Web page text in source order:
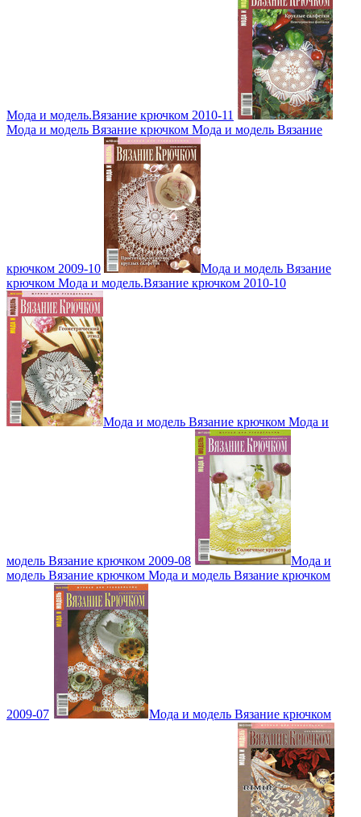
Мода и модель.Вязание крючком 2010-11
Мода и модель Вязание крючком Мода и модель Вязание
крючком 2009-10
Мода и модель Вязание
крючком Мода и модель.Вязание крючком 2010-10
Мода и модель Вязание крючком Мода и
модель Вязание крючком 2009-08
Мода и
модель Вязание крючком Мода и модель Вязание крючком
2009-07 Мода и модель Вязание крючком